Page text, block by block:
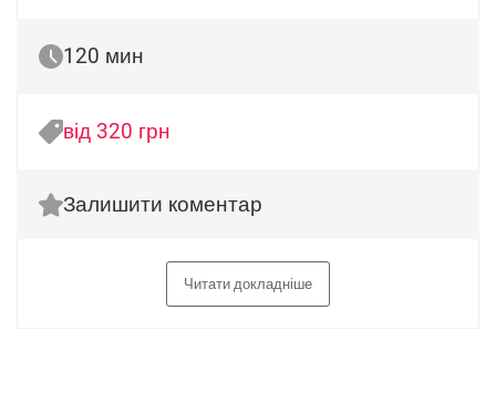
120 мин
від 320 грн
Залишити коментар
Читати докладніше